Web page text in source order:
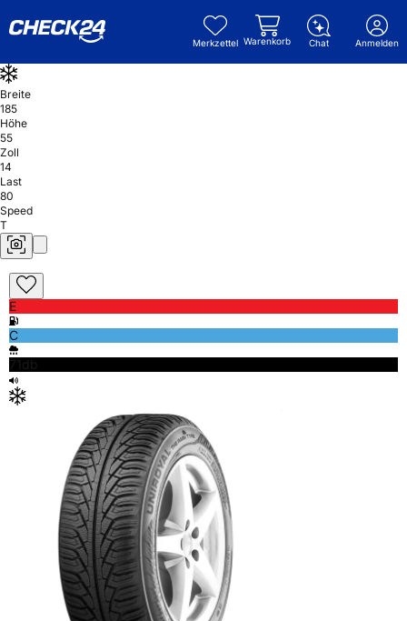
Merkzettel Warenkorb Chat Anmelden
Breite
185
Höhe
55
Zoll
14
Last
80
Speed
T
E
C
71db